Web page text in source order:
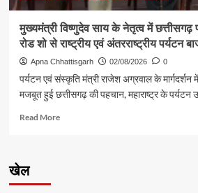
संस्कृति
एवं
धर्मस्व
श्री
राजेश
मुख्यमंत्री विष्णुदेव साय के नेतृत्व में छत्तीसगढ़
रोड शो से राष्ट्रीय एवं अंतरराष्ट्रीय पर्यटन
Apna Chhattisgarh 02/08/2026 0
पर्यटन एवं संस्कृति मंत्री राजेश अग्रवाल के मार्गदर्शन में
मजबूत हुई छत्तीसगढ़ की पहचान, महाराष्ट्र के पर्यटन
Read MoreRead
खेल